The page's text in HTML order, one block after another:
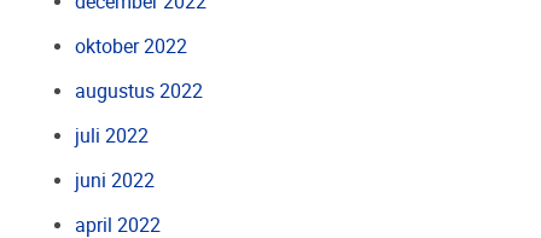
oktober 2022
augustus 2022
juli 2022
juni 2022
april 2022